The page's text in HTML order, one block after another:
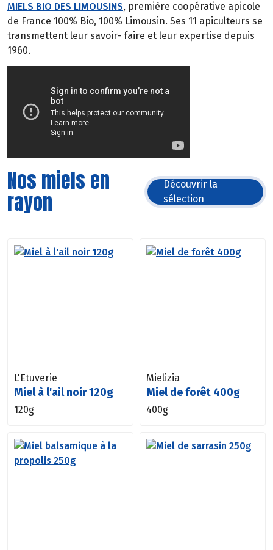
MIELS BIO DES LIMOUSINS, première coopérative apicole
de France 100% Bio, 100% Limousin. Ses 11 apiculteurs se
transmettent leur savoir- faire et leur expertise depuis
1960.
Nos miels en
rayon
Découvrir la
sélection
L'Etuverie
Miel à l'ail noir 120g
120g
Mielizia
Miel de forêt 400g
400g